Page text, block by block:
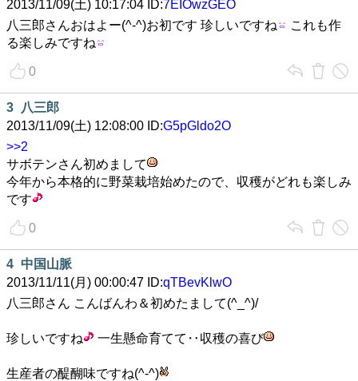
2013/11/09(土) 10:17:04 ID:7EIOwzGEO
八三郎さんおはよー(^-^)お初です 珍しいですね
これも作
る楽しみですね
0
3
八三郎
2013/11/09(土) 12:08:00 ID:G5pGldo2O
>>2
サボテンさん初めまして
今年から本格的に野菜栽培始めたので、収穫がどれも楽しみ
です
0
4 中国山脈
2013/11/11(月) 00:00:47 ID:qTBevKlwO
八三郎さん こんばんわ＆初めたまして(^_^)/
珍しいですね 一生懸命育てて‥収穫の喜び
生産者の醍醐味ですね(^-^)